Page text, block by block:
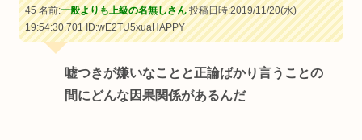
45 名前:一般よりも上級の名無しさん投稿日時:2019/11/20(水)
19:54:30.701ID:wE2TU5xuaHAPPY
嘘つきが嫌いなことと正論ばかり言うことの
間にどんな因果関係があるんだ